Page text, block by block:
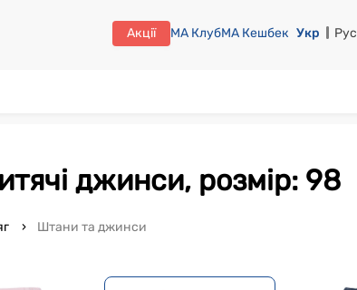
Акції МА КлубМА Кешбек Укр Рус
джинси, розмір: 98
Штани та джинси